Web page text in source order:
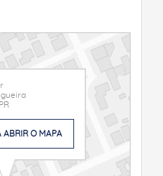
ABRIR O MAPA